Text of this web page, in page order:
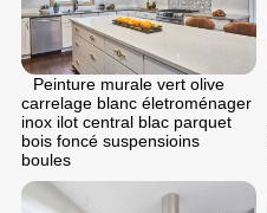
Peinture murale vert olive
carrelage blanc életroménager
inox ilot central blac parquet
bois foncé suspensioins
boules